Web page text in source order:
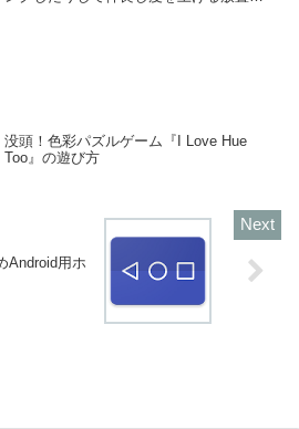
没頭！色彩パズルゲーム『I Love Hue
Too』の遊び方
Android用ホ